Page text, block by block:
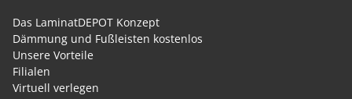
Das LaminatDEPOT Konzept
Dämmung und Fußleisten kostenlos
Unsere Vorteile
Filialen
Virtuell verlegen